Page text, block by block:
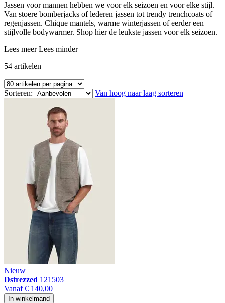
Jassen voor mannen hebben we voor elk seizoen en voor elke stijl.
Van stoere bomberjacks of lederen jassen tot trendy trenchcoats of
regenjassen. Chique mantels, warme winterjassen of eerder een
stijlvolle bodywarmer. Shop hier de leukste jassen voor elk seizoen.
Lees meer Lees minder
54 artikelen
Sorteren: Van hoog naar laag sorteren
Nieuw
Dstrezzed 121503
Vanaf € 140,00
In winkelmand